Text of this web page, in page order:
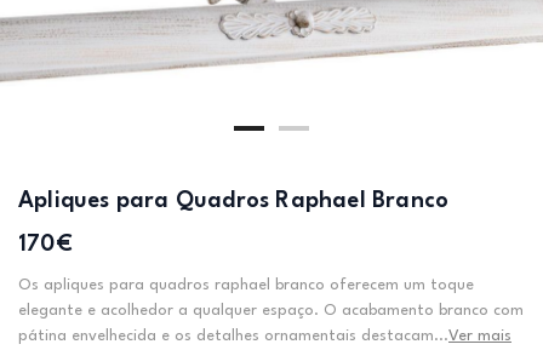
Apliques para Quadros Raphael Branco
170€
Os apliques para quadros raphael branco oferecem um toque
elegante e acolhedor a qualquer espaço. O acabamento branco com
pátina envelhecida e os detalhes ornamentais destacam...Ver mais